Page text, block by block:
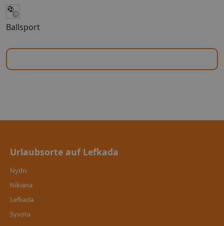
Ballsport
Urlaubsorte auf Lefkada
Nydri
Nikiana
Lefkada
Syvota